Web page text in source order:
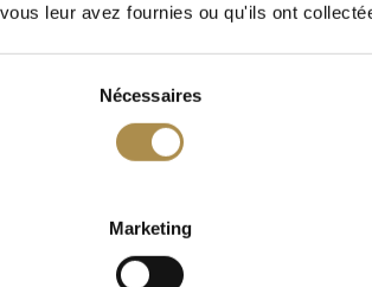
vous leur avez fournies ou qu'ils ont
Nécessaires
Marketing
terme de recherche :